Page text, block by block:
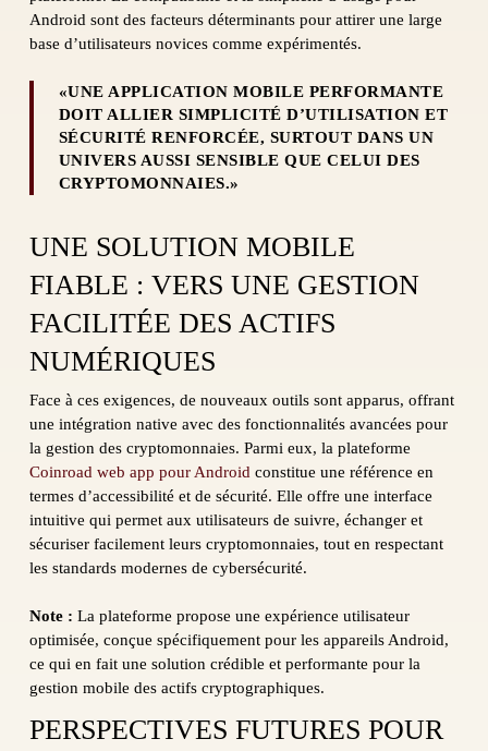
Android sont des facteurs déterminants pour attirer une large
base d’utilisateurs novices comme expérimentés.
«UNE APPLICATION MOBILE PERFORMANTE
DOIT ALLIER SIMPLICITÉ D’UTILISATION ET
SÉCURITÉ RENFORCÉE, SURTOUT DANS UN
UNIVERS AUSSI SENSIBLE QUE CELUI DES
CRYPTOMONNAIES.»
UNE SOLUTION MOBILE
FIABLE : VERS UNE GESTION
FACILITÉE DES ACTIFS
NUMÉRIQUES
Face à ces exigences, de nouveaux outils sont apparus, offrant
une intégration native avec des fonctionnalités avancées pour
la gestion des cryptomonnaies. Parmi eux, la plateforme
Coinroad web app pour Android constitue une référence en
termes d’accessibilité et de sécurité. Elle offre une interface
intuitive qui permet aux utilisateurs de suivre, échanger et
sécuriser facilement leurs cryptomonnaies, tout en respectant
les standards modernes de cybersécurité.
Note : La plateforme propose une expérience utilisateur
optimisée, conçue spécifiquement pour les appareils Android,
ce qui en fait une solution crédible et performante pour la
gestion mobile des actifs cryptographiques.
PERSPECTIVES FUTURES POUR